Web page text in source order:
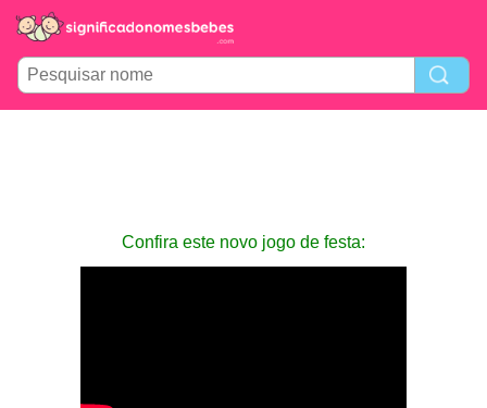
Confira este novo jogo de festa: